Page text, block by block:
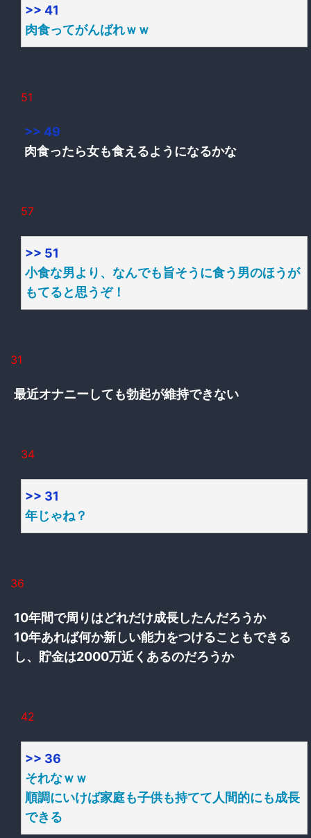
>> 41
肉食ってがんばれｗｗ
51
>> 49
肉食ったら女も食えるようになるかな
57
>> 51
小食な男より、なんでも旨そうに食う男のほうが
もてると思うぞ！
31
最近オナニーしても勃起が維持できない
34
>> 31
年じゃね？
36
10年間で周りはどれだけ成長したんだろうか
10年あれば何か新しい能力をつけることもできる
し、貯金は2000万近くあるのだろうか
42
>> 36
それなｗｗ
順調にいけば家庭も子供も持てて人間的にも成長
できる